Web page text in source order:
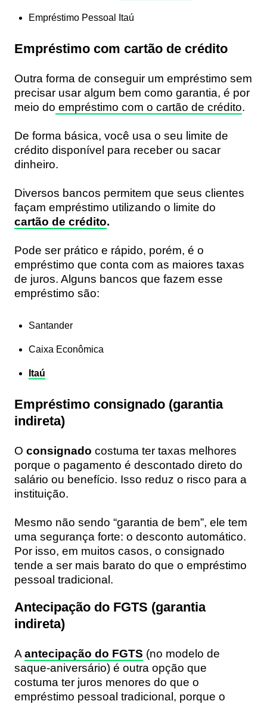
Empréstimo Pessoal Itaú
Empréstimo com cartão de crédito
Outra forma de conseguir um empréstimo sem
precisar usar algum bem como garantia, é por
meio do empréstimo com o cartão de crédito.
De forma básica, você usa o seu limite de
crédito disponível para receber ou sacar
dinheiro.
Diversos bancos permitem que seus clientes
façam empréstimo utilizando o limite do
cartão de crédito.
Pode ser prático e rápido, porém, é o
empréstimo que conta com as maiores taxas
de juros. Alguns bancos que fazem esse
empréstimo são:
Santander
Caixa Econômica
Itaú
Empréstimo consignado (garantia
indireta)
O consignado costuma ter taxas melhores
porque o pagamento é descontado direto do
salário ou benefício. Isso reduz o risco para a
instituição.
Mesmo não sendo “garantia de bem”, ele tem
uma segurança forte: o desconto automático.
Por isso, em muitos casos, o consignado
tende a ser mais barato do que o empréstimo
pessoal tradicional.
Antecipação do FGTS (garantia
indireta)
Aantecipação do FGTS (no modelo de
saque-aniversário) é outra opção que
costuma ter juros menores do que o
empréstimo pessoal tradicional, porque o